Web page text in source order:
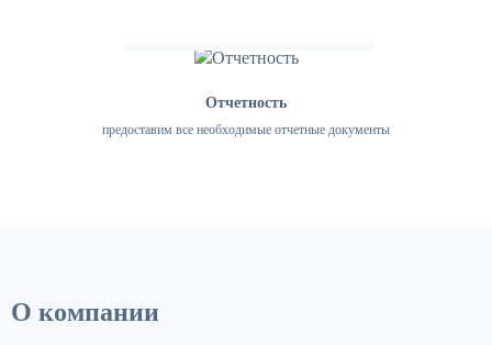
Отчетность
предоставим все необходимые отчетные документы
О компании